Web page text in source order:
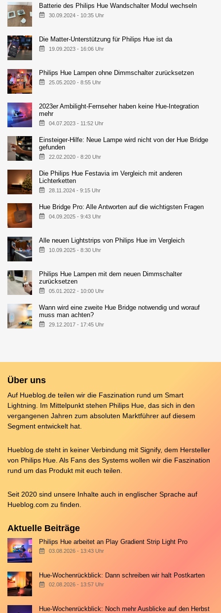
Batterie des Philips Hue Wandschalter Modul wechseln
30.09.2024 - 10:35 Uhr
Die Matter-Unterstützung für Philips Hue ist da
19.09.2023 - 16:06 Uhr
Philips Hue Lampen ohne Dimmschalter zurücksetzen
25.05.2020 - 8:55 Uhr
2023er Ambilight-Fernseher haben keine Hue-Integration
mehr
04.07.2023 - 11:52 Uhr
Einsteiger-Hilfe: Neue Lampe wird nicht von der Hue Bridge
gefunden
22.02.2020 - 8:20 Uhr
Die Philips Hue Festavia im Vergleich mit anderen
Lichterketten
28.11.2024 - 9:15 Uhr
Hue Bridge Pro: Alle Antworten auf die wichtigsten Fragen
04.09.2025 - 9:43 Uhr
Alle neuen Lightstrips von Philips Hue im Vergleich
10.09.2025 - 8:30 Uhr
Philips Hue Lampen mit dem neuen Dimmschalter
zurücksetzen
05.01.2022 - 10:00 Uhr
Wann wird eine zweite Hue Bridge notwendig und worauf
muss man achten?
29.12.2017 - 17:45 Uhr
Über uns
Auf Hueblog.de teilen wir die Faszination rund um Smart
Lightning. Im Mittelpunkt stehen Philips Hue, das sich in den
vergangenen Jahren zum absoluten Marktführer auf diesem
Segment entwickelt hat.
Hueblog.de steht in keiner Verbindung mit Signify, dem Hersteller
von Philips Hue. Als Fans des Systems wollen wir die Faszination
rund um das Produkt mit euch teilen.
Seit 2020 sind unsere Inhalte auch in englischer Sprache auf
Hueblog.com zu finden.
Aktuelle Beiträge
Philips Hue arbeitet an Play Gradient Strip Light Pro
03.08.2026 - 13:43 Uhr
Hue-Wochenrückblick: Dann schreiben wir halt Postkarten
02.08.2026 - 13:57 Uhr
Hue-Wochenrückblick: Noch mehr Ausblicke auf den Herbst